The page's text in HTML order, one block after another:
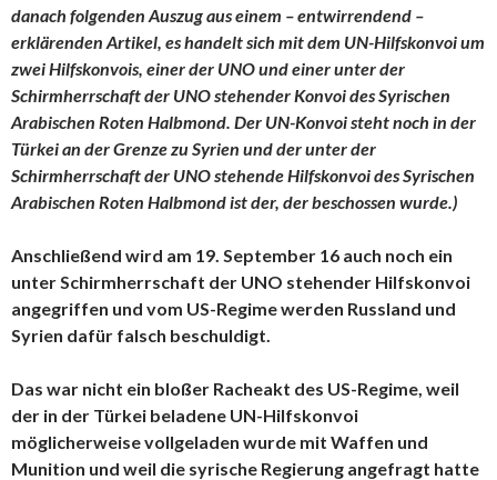
danach folgenden Auszug aus einem – entwirrendend –
erklärenden Artikel, es handelt sich mit dem UN-Hilfskonvoi um
zwei Hilfskonvois, einer der UNO und einer unter der
Schirmherrschaft der UNO stehender Konvoi des Syrischen
Arabischen Roten Halbmond. Der UN-Konvoi steht noch in der
Türkei an der Grenze zu Syrien und der unter der
Schirmherrschaft der UNO stehende Hilfskonvoi des Syrischen
Arabischen Roten Halbmond ist der, der beschossen wurde.)
Anschließend wird am 19. September 16 auch noch ein
unter Schirmherrschaft der UNO stehender Hilfskonvoi
angegriffen und vom US-Regime werden Russland und
Syrien dafür falsch beschuldigt.
Das war nicht ein bloßer Racheakt des US-Regime, weil
der in der Türkei beladene UN-Hilfskonvoi
möglicherweise vollgeladen wurde mit Waffen und
Munition und weil die syrische Regierung angefragt hatte